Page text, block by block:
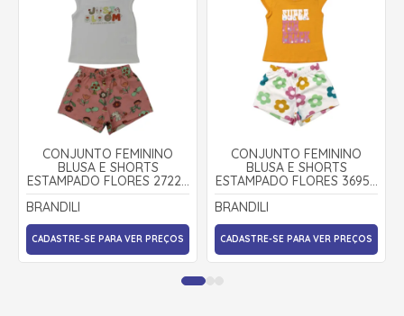
CONJUNTO FEMININO
BLUSA E SHORTS
ESTAMPADO FLORES 27225
- BRANDILI
BRANDILI
CADASTRE-SE PARA VER PREÇOS
CONJUNTO FEMININO
BLUSA E SHORTS
ESTAMPADO FLORES 36958
- BRANDILI
BRANDILI
CADASTRE-SE PARA VER PREÇOS